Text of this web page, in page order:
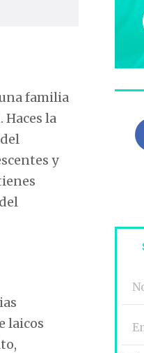
familia
la
y
laicos